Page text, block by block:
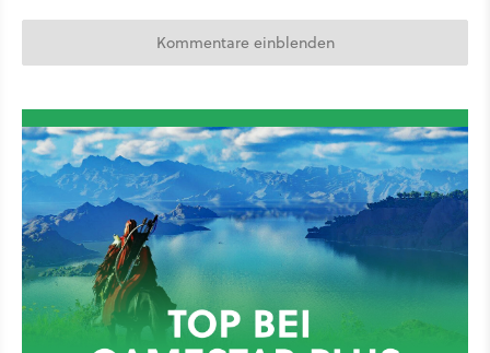
Kommentare einblenden